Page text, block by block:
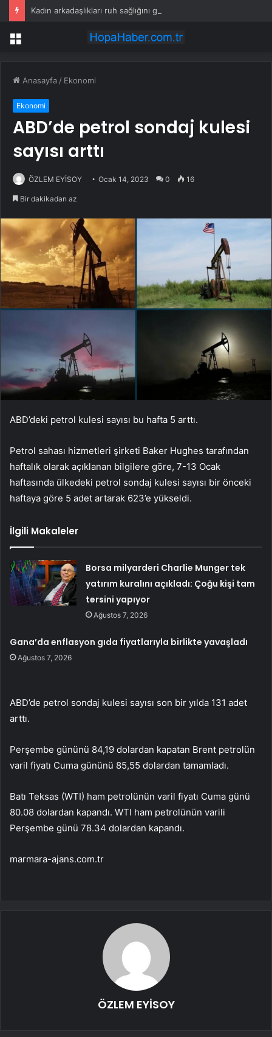
Kadın arkadaşlıkları ruh sağlığını güçlendiriyor
Menü
Anasayfa / Ekonomi
Ekonomi
ABD’de petrol sondaj kulesi
sayısı arttı
ÖZLEM EYİSOY Ocak 14, 2023 0 16
Bir dakikadan az
ABD’deki petrol kulesi sayısı bu hafta 5 arttı.
Petrol sahası hizmetleri şirketi Baker Hughes tarafından
haftalık olarak açıklanan bilgilere göre, 7-13 Ocak
haftasında ülkedeki petrol sondaj kulesi sayısı bir önceki
haftaya göre 5 adet artarak 623’e yükseldi.
İlgili Makaleler
Borsa milyarderi Charlie Munger tek
yatırım kuralını açıkladı: Çoğu kişi tam
tersini yapıyor
Ağustos 7, 2026
Gana’da enflasyon gıda fiyatlarıyla birlikte yavaşladı
Ağustos 7, 2026
ABD’de petrol sondaj kulesi sayısı son bir yılda 131 adet
arttı.
Perşembe gününü 84,19 dolardan kapatan Brent petrolün
varil fiyatı Cuma gününü 85,55 dolardan tamamladı.
Batı Teksas (WTI) ham petrolünün varil fiyatı Cuma günü
80.08 dolardan kapandı. WTI ham petrolünün varili
Perşembe günü 78.34 dolardan kapandı.
marmara-ajans.com.tr
ÖZLEM EYİSOY